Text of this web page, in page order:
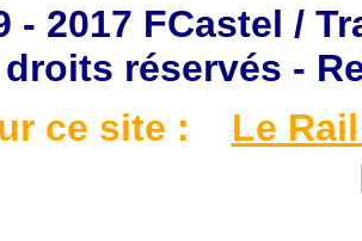
- 2017 FCastel /
réservés -
ce site :
Le